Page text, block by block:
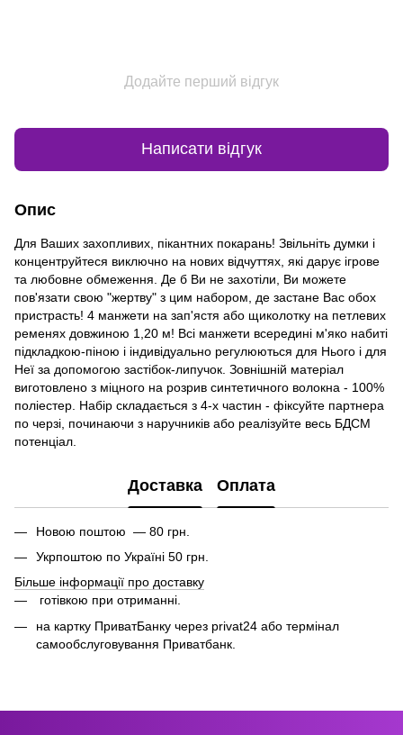
Додайте перший відгук
Написати відгук
Опис
Для Ваших захопливих, пікантних покарань! Звільніть думки і
концентруйтеся виключно на нових відчуттях, які дарує ігрове
та любовне обмеження. Де б Ви не захотіли, Ви можете
пов'язати свою "жертву" з цим набором, де застане Вас обох
пристрасть! 4 манжети на зап'ястя або щиколотку на петлевих
ременях довжиною 1,20 м! Всі манжети всередині м'яко набиті
підкладкою-піною і індивідуально регулюються для Нього і для
Неї за допомогою застібок-липучок. Зовнішній матеріал
виготовлено з міцного на розрив синтетичного волокна - 100%
поліестер. Набір складається з 4-х частин - фіксуйте партнера
по черзі, починаючи з наручників або реалізуйте весь БДСМ
потенціал.
Доставка Оплата
Новою поштою — 80 грн.
Укрпоштою по Україні 50 грн.
Більше інформації про доставку
готівкою при отриманні.
на картку ПриватБанку через privat24 або термінал
самообслуговування Приватбанк.